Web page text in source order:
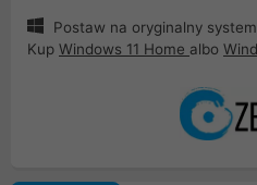
Postaw na oryginalny
Kup Windows 11 Home albo